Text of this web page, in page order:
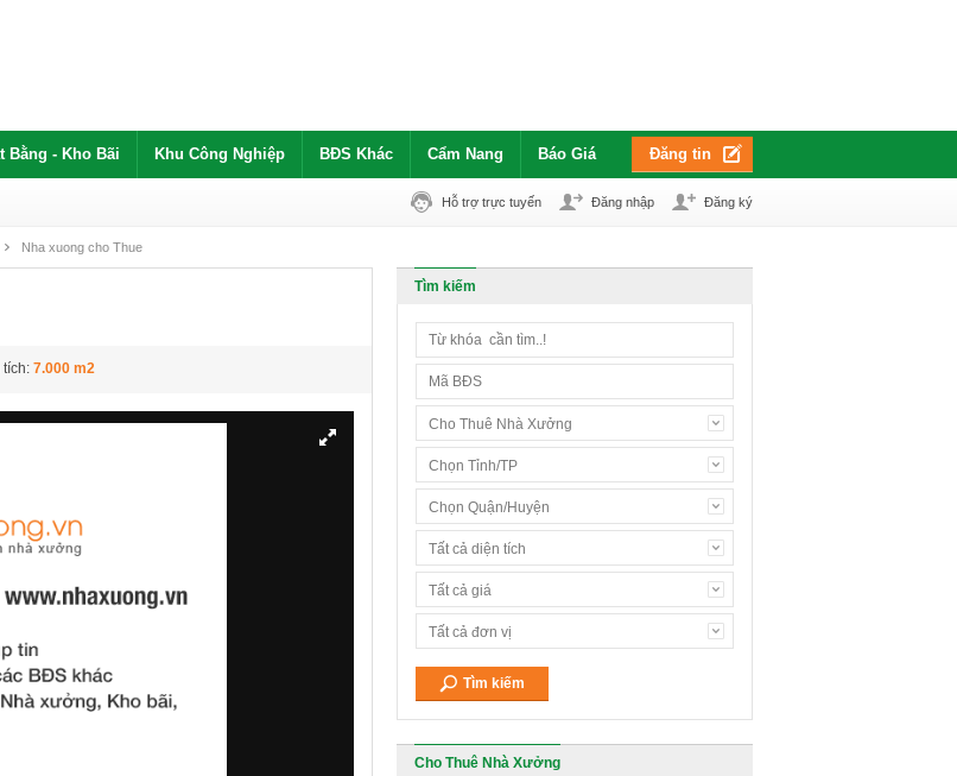
Bằng - Kho Bãi Khu Công Nghiệp BĐS Khác Cẩm Nang Báo Giá Đăng tin
Hỗ trợ trực tuyến Đăng nhập Đăng ký
Nha xuong cho Thue
tích: 7.000 m2
Tìm kiếm
Cho Thuê Nhà Xưởng
Chọn Tỉnh/TP
Chọn Quận/Huyện
Tất cả diện tích
Tất cả giá
Tất cả đơn vị
Cho Thuê Nhà Xưởng